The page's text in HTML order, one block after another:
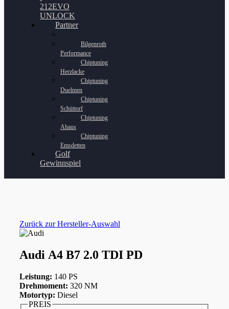
212EVO
UNLOCK
Partner
Bilgenroth
Performance
Chiptuning
Herzlacke
Chiptuning
Duelmen
Chiptuning
Schüttorf
Chiptuning
Ahaus
Chiptuning
Emsdetten
Golf
Gewinnspiel
Zurück zur Hersteller-Auswahl
Audi A4 B7 2.0 TDI PD
Leistung: 140 PS
Drehmoment: 320 NM
Motortyp: Diesel
PREIS